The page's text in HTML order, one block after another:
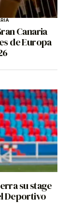
Canaria
de Europa
su stage
Deportivo